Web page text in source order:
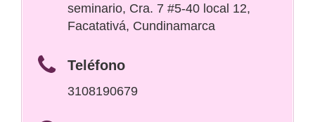
seminario, Cra. 7 #5-40 local 12,
Facatativá, Cundinamarca
Teléfono
3108190679